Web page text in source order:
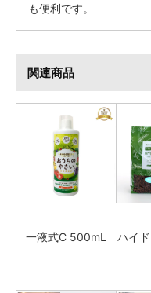
も便利です。
関連商品
一液式C 500mL
ハイ